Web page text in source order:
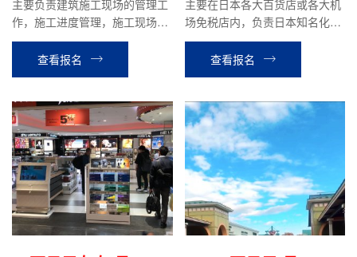
主要负责建筑施工现场的管理工
作，施工进度管理，施工现场协
调与管理。如学校学校、市民中
心等公共工程项目，商业楼、住
宅楼等民间工程项目。
查看报名
主要在日本各大百货店或各大机
场免税店内，负责日本知名化妆
品品牌的销售翻译工作。
查看报名